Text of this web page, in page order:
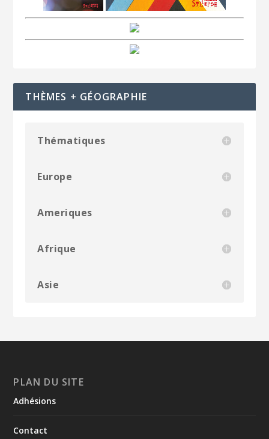
THÈMES + GÉOGRAPHIE
Thématiques
Europe
Ameriques
Afrique
Asie
PLAN DU SITE
Adhésions
Contact